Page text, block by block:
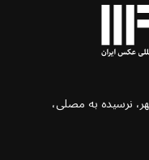
نرسیده به مصلی،